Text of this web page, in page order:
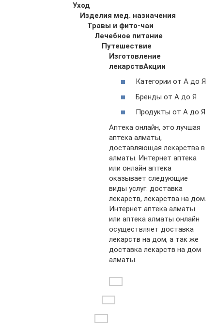
Уход
Изделия мед. назначения
Травы и фито-чаи
Лечебное питание
Путешествие
Изготовление
лекарствАкции
Категории от А до Я
Бренды от А до Я
Продукты от А до Я
Аптека онлайн, это лучшая
аптека алматы,
доставляющая лекарства в
алматы. Интернет аптека
или онлайн аптека
оказывает следующие
виды услуг: доставка
лекарств, лекарства на дом.
Интернет аптека алматы
или аптека алматы онлайн
осуществляет доставка
лекарств на дом, а так же
доставка лекарств на дом
алматы.